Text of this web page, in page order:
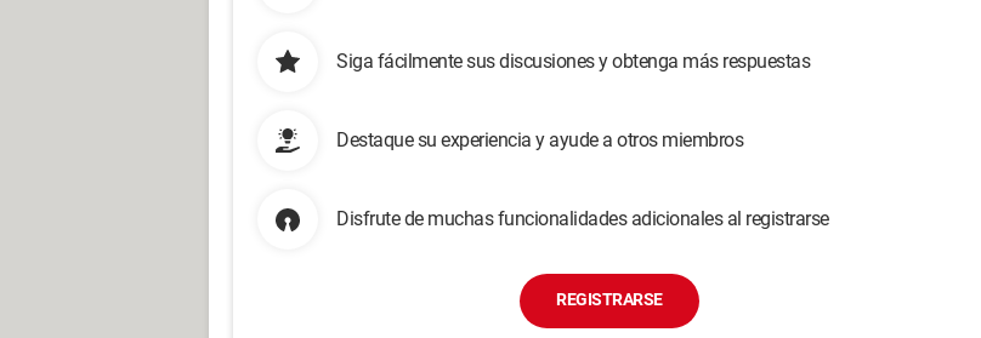
Siga fácilmente sus discusiones y obtenga más respuestas
Destaque su experiencia y ayude a otros miembros
Disfrute de muchas funcionalidades adicionales al registrarse
REGISTRARSE